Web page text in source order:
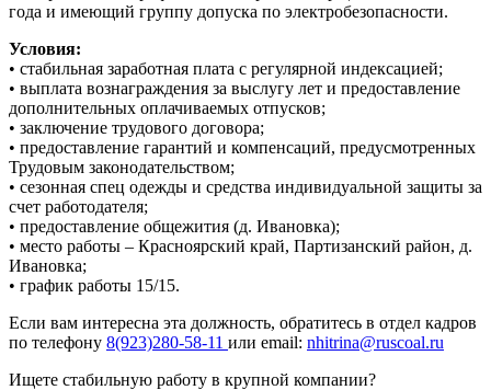
года и имеющий группу допуска по электробезопасности.
Условия:
• стабильная заработная плата с регулярной индексацией;
• выплата вознаграждения за выслугу лет и предоставление
дополнительных оплачиваемых отпусков;
• заключение трудового договора;
• предоставление гарантий и компенсаций, предусмотренных
Трудовым законодательством;
• сезонная спец одежды и средства индивидуальной защиты за
счет работодателя;
• предоставление общежития (д. Ивановка);
• место работы – Красноярский край, Партизанский район, д.
Ивановка;
• график работы 15/15.
Если вам интересна эта должность, обратитесь в отдел кадров
по телефону 8(923)280-58-11 или email: nhitrina@ruscoal.ru
Ищете стабильную работу в крупной компании?